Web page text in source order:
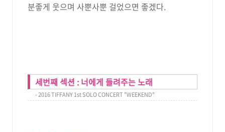
분좋게 웃으며 사뿐사뿐 걸었으면 좋겠다.
세번째 섹션 : 너에게 들려주는 노래
- 2016 TIFFANY 1st SOLO CONCERT "WEEKEND"